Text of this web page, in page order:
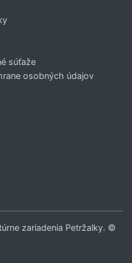
súťaže
osobných údajov
zariadenia Petržalky. ©